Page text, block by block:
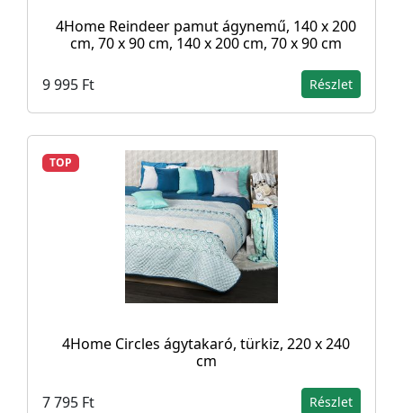
4Home Reindeer pamut ágynemű, 140 x 200
cm, 70 x 90 cm, 140 x 200 cm, 70 x 90 cm
9 995 Ft Részlet
TOP
4Home Circles ágytakaró, türkiz, 220 x 240
cm
7 795 Ft Részlet